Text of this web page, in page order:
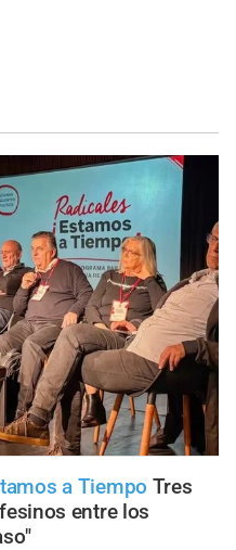
a Tiempo Tres
entre los